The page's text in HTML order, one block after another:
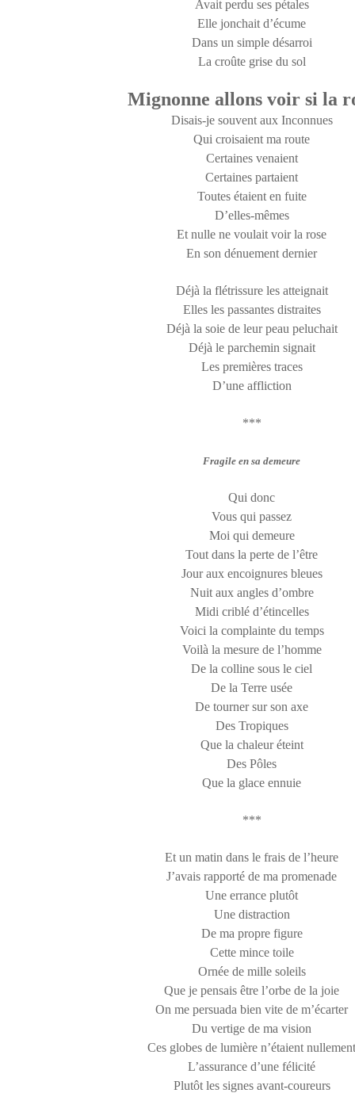
Avait perdu ses pétales
Elle jonchait d’écume
Dans un simple désarroi
La croûte grise du sol
Mignonne allons voir si la
Disais-je souvent aux Inconnues
Qui croisaient ma route
Certaines venaient
Certaines partaient
Toutes étaient en fuite
D’elles-mêmes
Et nulle ne voulait voir la rose
En son dénuement dernier
Déjà la flétrissure les atteignait
Elles les passantes distraites
Déjà la soie de leur peau peluchait
Déjà le parchemin signait
Les premières traces
D’une affliction
***
Fragile en sa demeure
Qui donc
Vous qui passez
Moi qui demeure
Tout dans la perte de l’être
Jour aux encoignures bleues
Nuit aux angles d’ombre
Midi criblé d’étincelles
Voici la complainte du temps
Voilà la mesure de l’homme
De la colline sous le ciel
De la Terre usée
De tourner sur son axe
Des Tropiques
Que la chaleur éteint
Des Pôles
Que la glace ennuie
***
Et un matin dans le frais de l’heure
J’avais rapporté de ma promenade
Une errance plutôt
Une distraction
De ma propre figure
Cette mince toile
Ornée de mille soleils
Que je pensais être l’orbe de la joie
On me persuada bien vite de m’écarter
Du vertige de ma vision
Ces globes de lumière n’étaient nullement
L’assurance d’une félicité
Plutôt les signes avant-coureurs